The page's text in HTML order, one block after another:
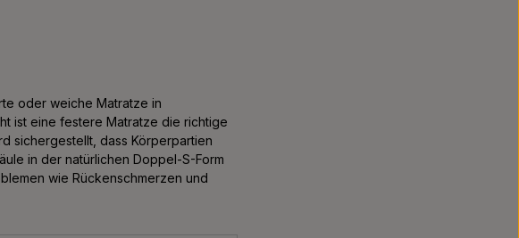
oder weiche Matratze in
ist eine festere Matratze die richtige
sichergestellt, dass Körperpartien
in der natürlichen Doppel-S-Form
wie Rückenschmerzen und